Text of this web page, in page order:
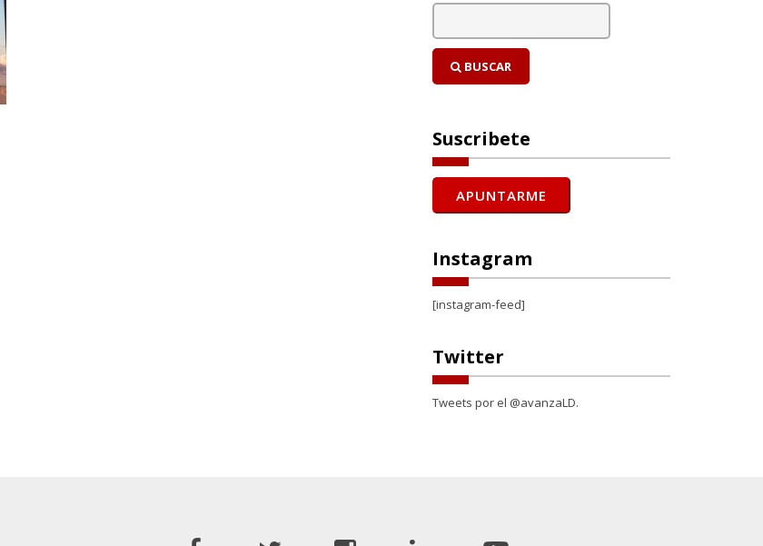
BUSCAR
Suscribete
Instagram
[instagram-feed]
Twitter
Tweets por el @avanzaLD.